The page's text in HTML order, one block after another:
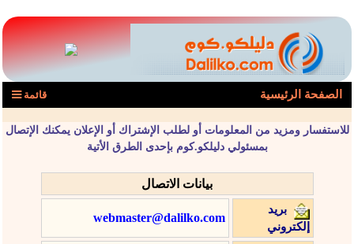
الصفحة الرئيسية قائمة
للاستفسار ومزيد من المعلومات أو لطلب الإشتراك أو الإعلان يمكنك الإتصال
بمسئولي دليلكو.كوم بإحدى الطرق الأتية
بيانات الاتصال
بريد
إلكتروني
webmaster@dalilko.com